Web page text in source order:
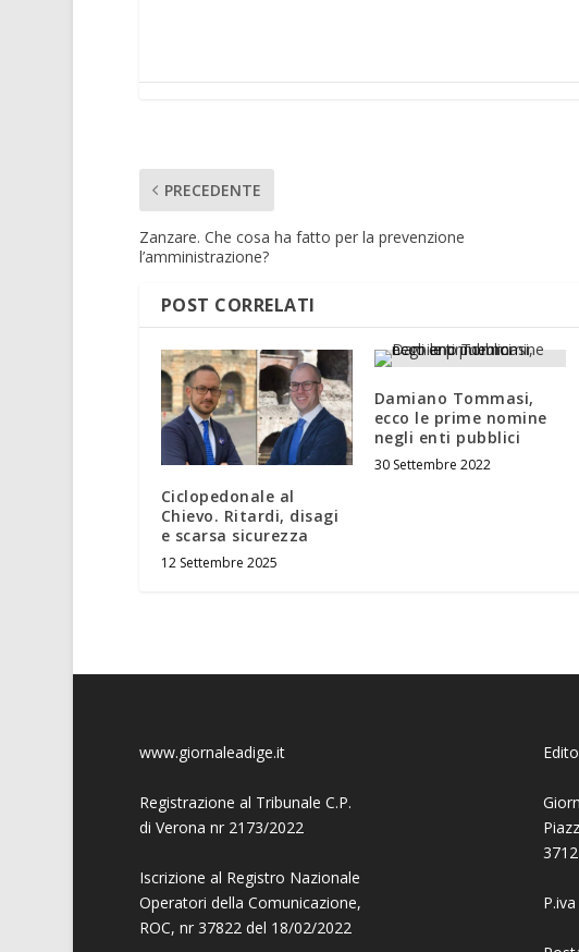
PRECEDENTE
Zanzare. Che cosa ha fatto per la prevenzione
l’amministrazione?
POST CORRELATI
Ciclopedonale al
Chievo. Ritardi, disagi
e scarsa sicurezza
12 Settembre 2025
Damiano Tommasi,
ecco le prime nomine
negli enti pubblici
30 Settembre 2022
www.giornaleadige.it
Registrazione al Tribunale C.P.
di Verona nr 2173/2022
Iscrizione al Registro Nazionale
Operatori della Comunicazione,
ROC, nr 37822 del 18/02/2022